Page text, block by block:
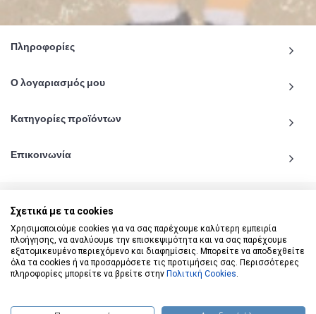
Πληροφορίες
Ο λογαριασμός μου
Κατηγορίες προϊόντων
Επικοινωνία
© 2020 - 2026 katiginetai.gr All Rights Reserved.
Σχετικά με τα cookies
Χρησιμοποιούμε cookies για να σας παρέχουμε καλύτερη εμπειρία
πλοήγησης, να αναλύουμε την επισκεψιμότητα και να σας παρέχουμε
εξατομικευμένο περιεχόμενο και διαφημίσεις. Μπορείτε να αποδεχθείτε
όλα τα cookies ή να προσαρμόσετε τις προτιμήσεις σας. Περισσότερες
πληροφορίες μπορείτε να βρείτε στην Πολιτική Cookies.